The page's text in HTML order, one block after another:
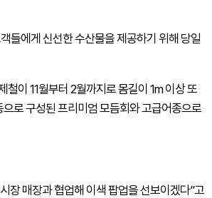
들에게 신선한 수산물을 제공하기 위해 당일
이 11월부터 2월까지로 몸길이 1m 이상 또
로 구성된 프리미엄 모듬회와 고급어종으로
장 매장과 협업해 이색 팝업을 선보이겠다”고